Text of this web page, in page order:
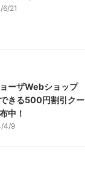
6/21
ーザWebショップ
きる500円割引クー
中！
4/9